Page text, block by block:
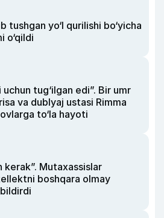
tushgan yo‘l qurilishi bo‘yicha
o‘qildi
tug‘ilgan edi”. Bir umr
va dublyaj ustasi Rimma
to‘la hayoti
kerak”. Mutaxassislar
boshqara olmay